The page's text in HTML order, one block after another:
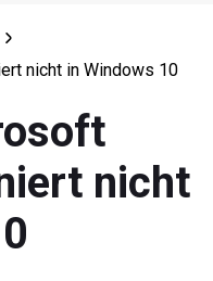
nicht in Windows 10
nicht